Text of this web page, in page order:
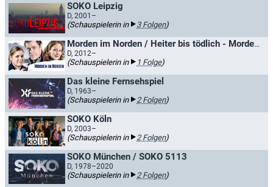
SOKO Leipzig
D, 2001–
(Schauspielerin in 3 Folgen)
Morden im Norden / Heiter bis tödlich - Morden im Norden
D, 2012–
(Schauspielerin in 1 Folge)
Das kleine Fernsehspiel
D, 1963–
(Schauspielerin in 2 Folgen)
SOKO Köln
D, 2003–
(Schauspielerin in 2 Folgen)
SOKO München / SOKO 5113
D, 1978–2020
(Schauspielerin in 2 Folgen)